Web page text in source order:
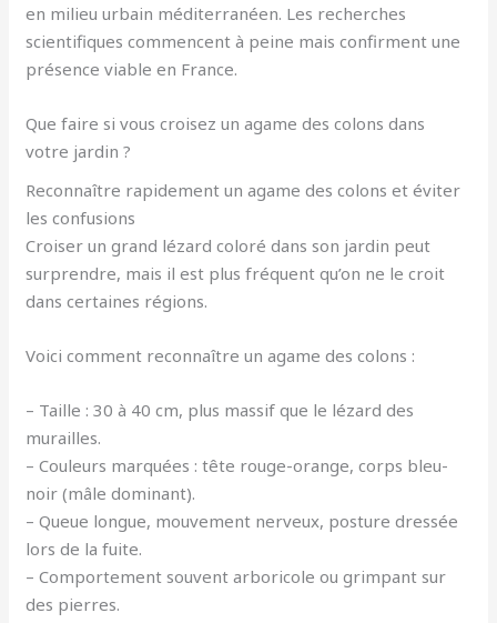
en milieu urbain méditerranéen. Les recherches
scientifiques commencent à peine mais confirment une
présence viable en France.
Que faire si vous croisez un agame des colons dans
votre jardin ?
Reconnaître rapidement un agame des colons et éviter
les confusions
Croiser un grand lézard coloré dans son jardin peut
surprendre, mais il est plus fréquent qu’on ne le croit
dans certaines régions.
Voici comment reconnaître un agame des colons :
– Taille : 30 à 40 cm, plus massif que le lézard des
murailles.
– Couleurs marquées : tête rouge-orange, corps bleu-
noir (mâle dominant).
– Queue longue, mouvement nerveux, posture dressée
lors de la fuite.
– Comportement souvent arboricole ou grimpant sur
des pierres.